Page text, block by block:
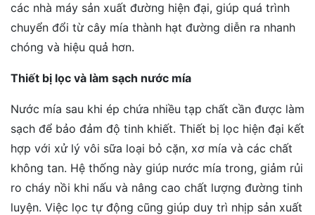
các nhà máy sản xuất đường hiện đại, giúp quá trình
chuyển đổi từ cây mía thành hạt đường diễn ra nhanh
chóng và hiệu quả hơn.
Thiết bị lọc và làm sạch nước mía
Nước mía sau khi ép chứa nhiều tạp chất cần được làm
sạch để bảo đảm độ tinh khiết. Thiết bị lọc hiện đại kết
hợp với xử lý vôi sữa loại bỏ cặn, xơ mía và các chất
không tan. Hệ thống này giúp nước mía trong, giảm rủi
ro cháy nồi khi nấu và nâng cao chất lượng đường tinh
luyện. Việc lọc tự động cũng giúp duy trì nhịp sản xuất